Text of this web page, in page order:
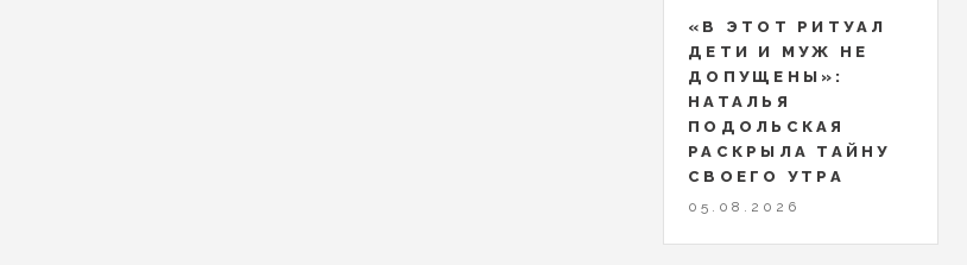
«В ЭТОТ РИТУАЛ
ДЕТИ И МУЖ НЕ
ДОПУЩЕНЫ»:
НАТАЛЬЯ
ПОДОЛЬСКАЯ
РАСКРЫЛА ТАЙНУ
СВОЕГО УТРА
05.08.2026